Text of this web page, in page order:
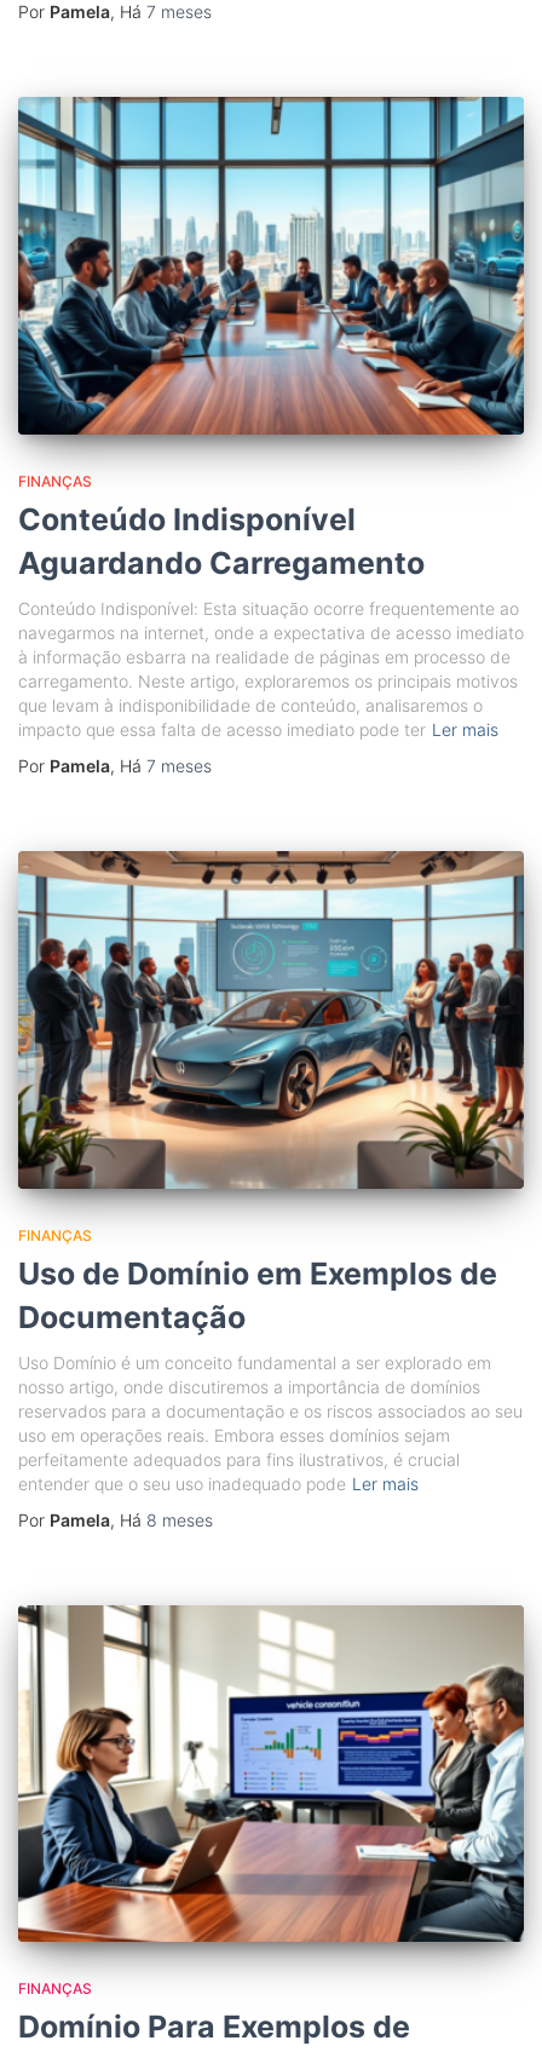
Por Pamela, Há 7 meses
FINANÇAS
Conteúdo Indisponível
Aguardando Carregamento
Conteúdo Indisponível: Esta situação ocorre frequentemente ao
navegarmos na internet, onde a expectativa de acesso imediato
à informação esbarra na realidade de páginas em processo de
carregamento. Neste artigo, exploraremos os principais motivos
que levam à indisponibilidade de conteúdo, analisaremos o
impacto que essa falta de acesso imediato pode ter Ler mais
Por Pamela, Há 7 meses
FINANÇAS
Uso de Domínio em Exemplos de
Documentação
Uso Domínio é um conceito fundamental a ser explorado em
nosso artigo, onde discutiremos a importância de domínios
reservados para a documentação e os riscos associados ao seu
uso em operações reais. Embora esses domínios sejam
perfeitamente adequados para fins ilustrativos, é crucial
entender que o seu uso inadequado pode Ler mais
Por Pamela, Há 8 meses
FINANÇAS
Domínio Para Exemplos de